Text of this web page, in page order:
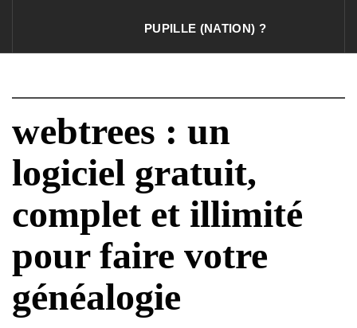
PUPILLE (NATION) ?
webtrees : un
logiciel gratuit,
complet et illimité
pour faire votre
généalogie